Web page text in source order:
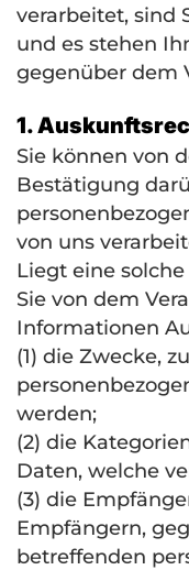
verarbeitet, sind
und es stehen
gegenüber dem
1.
Sie können von
Bestätigung
von uns
Liegt eine
Sie von dem
Informationen
(1) die Zwecke,
werden;
(2) die
Daten, welche
(3) die
Empfängern,
betreffenden